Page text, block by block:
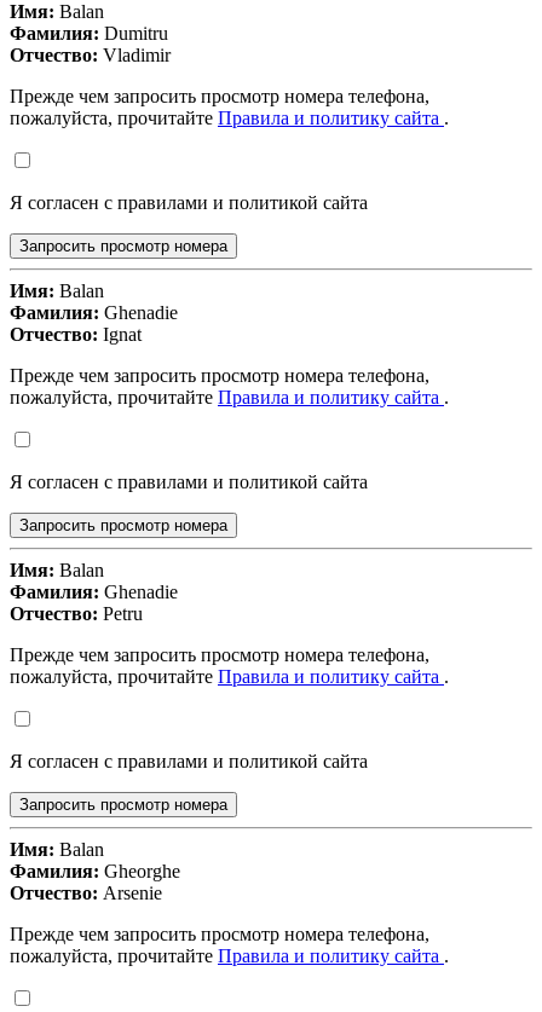
Имя: Balan
Фамилия: Dumitru
Отчество: Vladimir
Прежде чем запросить просмотр номера телефона,
пожалуйста, прочитайте Правила и политику сайта .
Я согласен с правилами и политикой сайта
Запросить просмотр номера
Имя: Balan
Фамилия: Ghenadie
Отчество: Ignat
Прежде чем запросить просмотр номера телефона,
пожалуйста, прочитайте Правила и политику сайта .
Я согласен с правилами и политикой сайта
Запросить просмотр номера
Имя: Balan
Фамилия: Ghenadie
Отчество: Petru
Прежде чем запросить просмотр номера телефона,
пожалуйста, прочитайте Правила и политику сайта .
Я согласен с правилами и политикой сайта
Запросить просмотр номера
Имя: Balan
Фамилия: Gheorghe
Отчество: Arsenie
Прежде чем запросить просмотр номера телефона,
пожалуйста, прочитайте Правила и политику сайта .